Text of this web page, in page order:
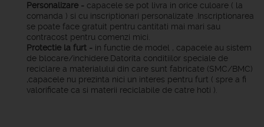
Personalizare - capacele se pot livra in orice culoare ( la
comanda ) si cu inscriptionari personalizate .Inscriptionarea
se poate face gratuit pentru cantitati mai mari sau
contracost pentru comenzi mici.
Protectie la furt - in functie de model , capacele au sistem
de blocare/inchidere.Datorita conditiilor speciale de
reciclare a materialului din care sunt fabricate (SMC/BMC)
,capacele nu prezinta nici un interes pentru furt ( spre a fi
valorificate ca si materii reciclabile de catre hoti ).